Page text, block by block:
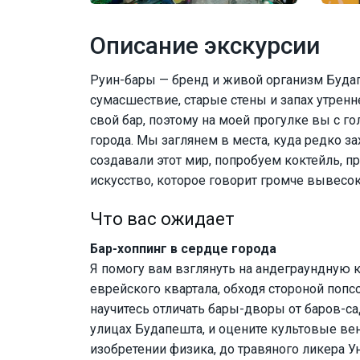
Описание экскурсии
Руин-бары — бренд и живой организм
сумасшествие, старые стены и запах
свой бар, поэтому на моей прогулке вы с
города. Мы заглянем в места, куда редко
создавали этот мир, попробуем коктейль,
искусство, которое говорит громче
Что вас ожидает
Бар-хоппинг в сердце города
Я помогу вам взглянуть на андеграундную
еврейского квартала, обходя стороной
научитесь отличать бары-дворы от баров-
улицах Будапешта, и оцените культовые
изобретении физика, до травяного ликера